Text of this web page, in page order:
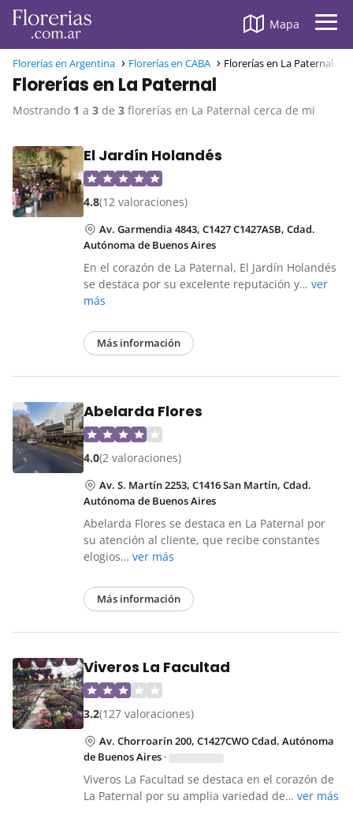
Mapa
Florerías en Argentina Florerías en CABA Florerías en La Paternal
Florerías en La Paternal
Mostrando 1 a 3 de 3 florerías en La Paternal cerca de mi
El Jardín Holandés
4.8(12 valoraciones)
Av. Garmendia 4843, C1427 C1427ASB, Cdad.
Autónoma de Buenos Aires
En el corazón de La Paternal, El Jardín Holandés
se destaca por su excelente reputación y… ver
más
Más información
Abelarda Flores
4.0(2 valoraciones)
Av. S. Martín 2253, C1416 San Martín, Cdad.
Autónoma de Buenos Aires
Abelarda Flores se destaca en La Paternal por
su atención al cliente, que recibe constantes
elogios… ver más
Más información
Viveros La Facultad
3.2(127 valoraciones)
Av. Chorroarín 200, C1427CWO Cdad. Autónoma
de Buenos Aires ·
Viveros La Facultad se destaca en el corazón de
La Paternal por su amplia variedad de… ver más